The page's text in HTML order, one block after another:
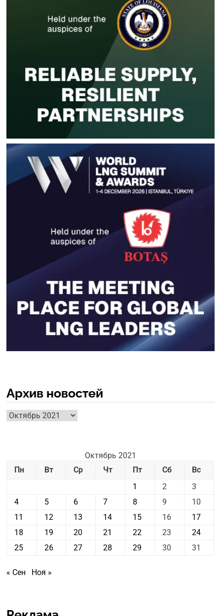
Архив новостей
Архив
новостей
Октябрь 2021
Пн
Вт Ср Чт Пт Сб
Вс
1
2
3
4
5 6 7 8 9
10
11
12 13 14 15 16
17
18
19 20 21 22 23
24
25
26 27 28 29 30 31
« Сен Ноя »